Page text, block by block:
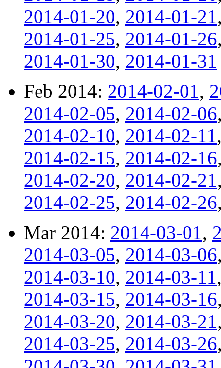
2014-01-20, 2014-01-21
2014-01-25, 2014-01-26
2014-01-30, 2014-01-31
Feb 2014: 2014-02-01,
2014-02-05, 2014-02-06
2014-02-10, 2014-02-11
2014-02-15, 2014-02-16
2014-02-20, 2014-02-21
2014-02-25, 2014-02-26
Mar 2014: 2014-03-01,
2014-03-05, 2014-03-06
2014-03-10, 2014-03-11
2014-03-15, 2014-03-16
2014-03-20, 2014-03-21
2014-03-25, 2014-03-26